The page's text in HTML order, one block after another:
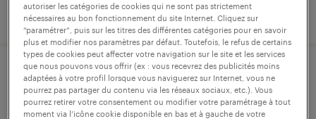
publié le 17 juin 2026
technicien mise en service itinerant
h/f
autoriser les catégories de cookies qui ne sont pas strictement
nécessaires au bon fonctionnement du site Internet. Cliquez sur
“paramétrer”, puis sur les titres des différentes catégories pour en savoir
plus et modifier nos paramètres par défaut. Toutefois, le refus de certains
types de cookies peut affecter votre navigation sur le site et les services
que nous pouvons vous offrir (ex : vous recevrez des publicités moins
adaptées à votre profil lorsque vous naviguerez sur Internet, vous ne
pourrez pas partager du contenu via les réseaux sociaux, etc.). Vous
pourrez retirer votre consentement ou modifier votre paramétrage à tout
moment via l’icône cookie disponible en bas et à gauche de votre